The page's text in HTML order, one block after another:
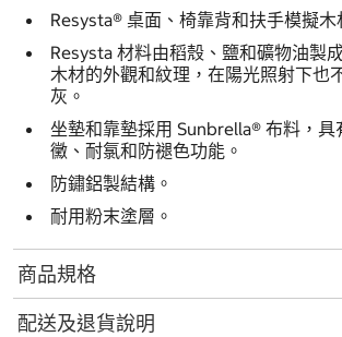
Resysta® 桌面、椅靠背和扶手模擬木
Resysta 材料由稻殼、鹽和礦物油製
木材的外觀和紋理，在陽光照射下也
灰。
坐墊和靠墊採用 Sunbrella® 布料，具
黴、耐氯和防褪色功能。
防鏽鋁製結構。
耐用粉末塗層。
商品規格
配送及退貨說明